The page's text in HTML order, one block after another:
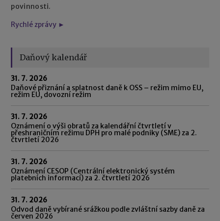
povinnosti.
Rychlé zprávy ►
Daňový kalendář
31. 7. 2026
Daňové přiznání a splatnost daně k OSS – režim mimo EU,
režim EU, dovozní režim
31. 7. 2026
Oznámení o výši obratů za kalendářní čtvrtletí v
přeshraničním režimu DPH pro malé podniky (SME) za 2.
čtvrtletí 2026
31. 7. 2026
Oznámení CESOP (Centrální elektronický systém
platebních informací) za 2. čtvrtletí 2026
31. 7. 2026
Odvod daně vybírané srážkou podle zvláštní sazby daně za
červen 2026